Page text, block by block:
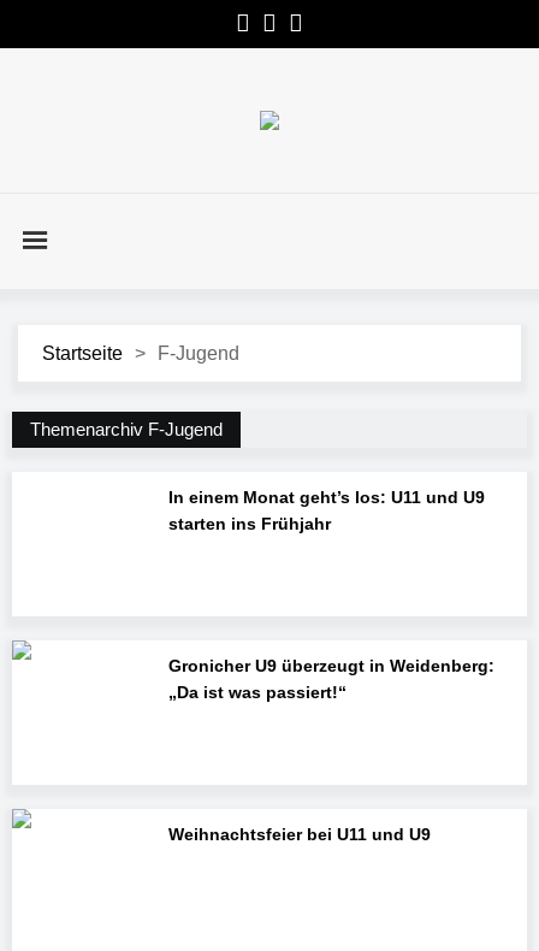
Startseite > F-Jugend
Themenarchiv F-Jugend
In einem Monat geht’s los: U11 und U9
starten ins Frühjahr
Gronicher U9 überzeugt in Weidenberg:
„Da ist was passiert!“
Weihnachtsfeier bei U11 und U9